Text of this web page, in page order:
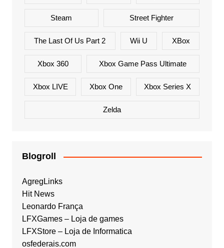
Steam Street Fighter
The Last Of Us Part 2 Wii U XBox
Xbox 360 Xbox Game Pass Ultimate
Xbox LIVE Xbox One Xbox Series X
Zelda
Blogroll
AgregLinks
Hit News
Leonardo França
LFXGames – Loja de games
LFXStore – Loja de Informatica
osfederais.com